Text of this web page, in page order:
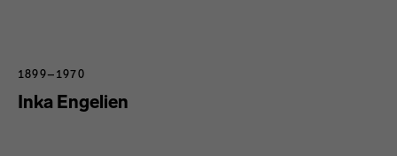
Inka Engelien
1899–1970